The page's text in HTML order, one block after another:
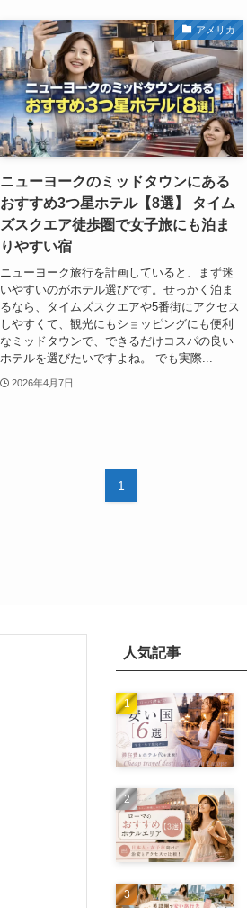
アメリカ
ニューヨークのミッドタウンにある
おすすめ3つ星ホテル【8選】 タイム
ズスクエア徒歩圏で女子旅にも泊ま
りやすい宿
ニューヨーク旅行を計画していると、まず迷
いやすいのがホテル選びです。せっかく泊ま
るなら、タイムズスクエアや5番街にアクセス
しやすくて、観光にもショッピングにも便利
なミッドタウンで、できるだけコスパの良い
ホテルを選びたいですよね。 でも実際...
2026年4月7日
1
人気記事